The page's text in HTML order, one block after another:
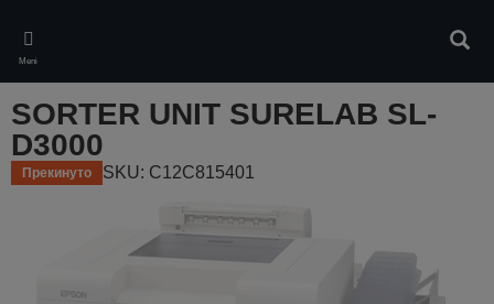
main
content
Meni
SORTER UNIT SURELAB SL-
D3000
Прекинуто SKU: C12C815401